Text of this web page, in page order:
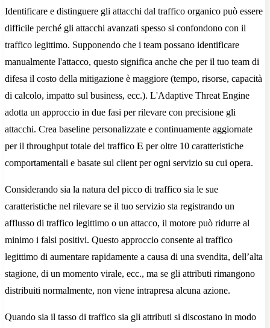
Identificare e distinguere gli attacchi dal traffico organico può essere
difficile perché gli attacchi avanzati spesso si confondono con il
traffico legittimo. Supponendo che i team possano identificare
manualmente l'attacco, questo significa anche che per il tuo team di
difesa il costo della mitigazione è maggiore (tempo, risorse, capacità
di calcolo, impatto sul business, ecc.). L'Adaptive Threat Engine
adotta un approccio in due fasi per rilevare con precisione gli
attacchi. Crea baseline personalizzate e continuamente aggiornate
per il throughput totale del traffico E per oltre 10 caratteristiche
comportamentali e basate sul client per ogni servizio su cui opera.
Considerando sia la natura del picco di traffico sia le sue
caratteristiche nel rilevare se il tuo servizio sta registrando un
afflusso di traffico legittimo o un attacco, il motore può ridurre al
minimo i falsi positivi. Questo approccio consente al traffico
legittimo di aumentare rapidamente a causa di una svendita, dell’alta
stagione, di un momento virale, ecc., ma se gli attributi rimangono
distribuiti normalmente, non viene intrapresa alcuna azione.
Quando sia il tasso di traffico sia gli attributi si discostano in modo